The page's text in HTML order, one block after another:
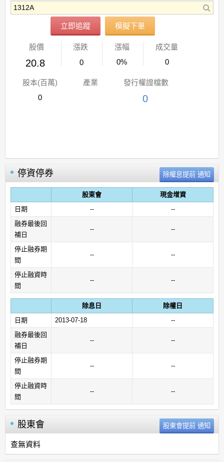
立即追蹤 模擬下單
股價
20.8
漲跌
0
漲幅
0%
成交量
0
股本(百萬)
0
產業 發行權證檔數
0
停資停券
股東會
現金增資
日期
--
--
融券最後回
補日
-- --
停止融券期
間
-- --
停止融資時
間
-- --
除息日
除權日
日期
2013-07-18
--
融券最後回
補日
-- --
停止融券期
間
-- --
停止融資時
間
-- --
股東會
查無資料